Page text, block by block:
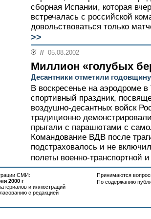
сборная Испании, которая
встречалась с российской
довольствоваться только
>>
// 05.08.2002
Миллион «голубых
Десантники отметили
В воскресенье на аэродроме
спортивный праздник,
воздушно-десантных войск
традиционно
прыгали с парашютами с
Командование ВДВ после
подстраховалось и не
полеты военно-транспортной
СМИ:
2000 г
и иллюстраций
с редакцией
Принимаются
По содержанию